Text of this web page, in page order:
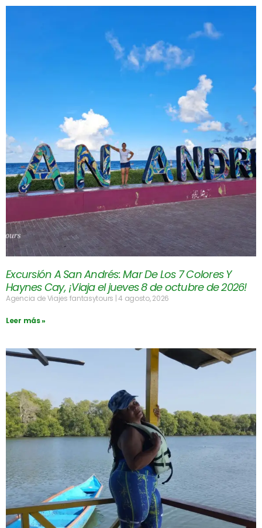
Excursión A San Andrés: Mar De Los 7 Colores Y
Haynes Cay, ¡Viaja el jueves 8 de octubre de 2026!
Agencia de Viajes fantasytours 4 agosto, 2026
Leer más »